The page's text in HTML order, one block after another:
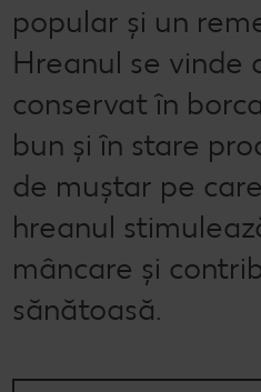
Marcă proprie Kaufland - și
popular și un
Hreanul se vinde
conservat în
bun și în stare
de muștar pe
hreanul
mâncare și
sănătoasă.